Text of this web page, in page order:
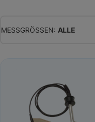
MESSGRÖSSEN: ALLE
HOLZFEUCHTE
RELATIVE FEUCHTE
ABSOLUTE FEUCHTE
TEMPERATUR